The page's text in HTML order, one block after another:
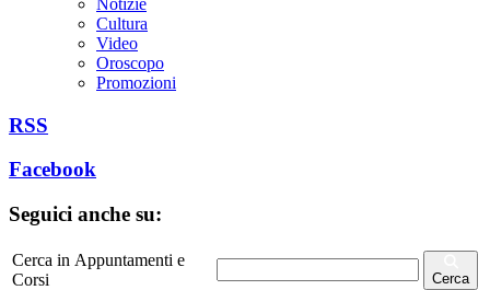
Cultura
Video
Oroscopo
Promozioni
RSS
Facebook
Seguici anche su:
Cerca in Appuntamenti e
Corsi
Cerca